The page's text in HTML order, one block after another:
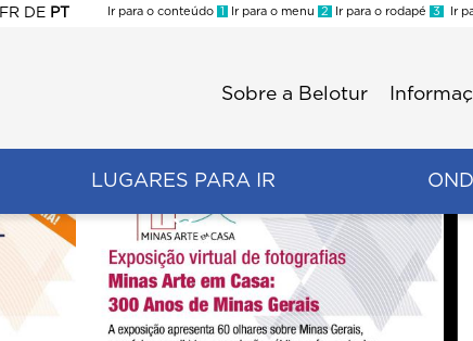
FR DE PT
Ir para o conteúdo 1 Ir para o menu 2 Ir para o rodapé 3 Ir
Sobre a Belotur
LUGARES PARA IR